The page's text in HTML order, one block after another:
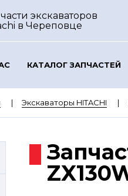
экскаваторов
в Череповце
КАТАЛОГ ЗАПЧАСТЕЙ
Экскаваторы HITACHI